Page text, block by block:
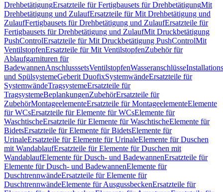
DrehbetätigungErsatzteile für Fertigbausets für DrehbetätigungMit
Drehbetätigung und ZulaufErsatzteile für Mit Drehbetätigung und
ZulaufFertigbausets für Drehbetätigung und ZulaufErsatzteile für
Fertigbausets für Drehbetätigung und ZulaufMit Druckbetätigung
PushControlErsatzteile für Mit Druckbetätigung PushControlMit
VentilstopfenErsatzteile für Mit VentilstopfenZubehör für
Ablaufgarnituren für
BadewannenAnschlusssetsVentilstopfenWasseranschlüsse
und SpülsystemeGeberit DuofixSystemwändeErsatzteile für
SystemwändeTragsystemeErsatzteile für
TragsystemeBeplankungenZubehörErsatzteile für
ZubehörMontageelementeErsatzteile für MontageelementeElemente
für WCsErsatzteile für Elemente für WCsElemente für
WaschtischeErsatzteile für Elemente für WaschtischeElemente für
BidetsErsatzteile für Elemente für BidetsElemente für
UrinaleErsatzteile für Elemente für UrinaleElemente für Duschen
mit WandablaufErsatzteile für Elemente für Duschen mit
WandablaufElemente für Dusch- und BadewannenErsatzteile für
Elemente für Dusch- und BadewannenElemente für
DuschtrennwändeErsatzteile für Elemente für
DuschtrennwändeElemente für AusgussbeckenErsatzteile für